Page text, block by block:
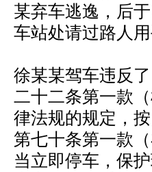
某弃车逃逸，后
车站处请过路人
徐某某驾车违反
二十二条第一款
律法规的规定，
第七十条第一款
当立即停车，保